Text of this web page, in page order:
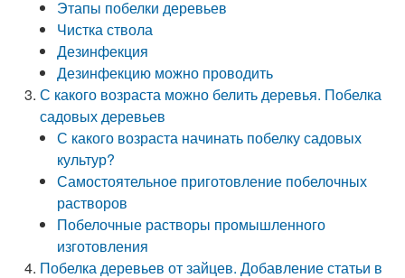
Этапы побелки деревьев
Чистка ствола
Дезинфекция
Дезинфекцию можно проводить
С какого возраста можно белить деревья. Побелка
садовых деревьев
С какого возраста начинать побелку садовых
культур?
Самостоятельное приготовление побелочных
растворов
Побелочные растворы промышленного
изготовления
Побелка деревьев от зайцев. Добавление статьи в